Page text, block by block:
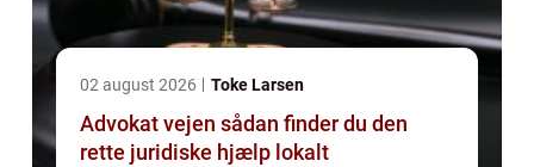
02 august 2026 Toke Larsen
Advokat vejen sådan finder du den
rette juridiske hjælp lokalt